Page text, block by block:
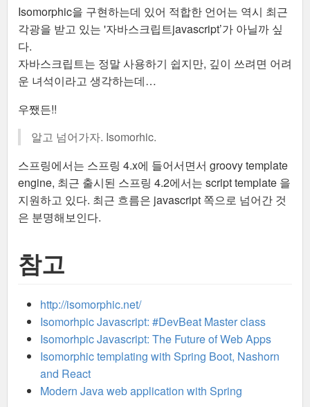
Isomorphic을 구현하는데 있어 적합한 언어는 역시 최근
각광을 받고 있는 '자바스크립트javascript’가 아닐까 싶
다.
자바스크립트는 정말 사용하기 쉽지만, 깊이 쓰려면 어려
운 녀석이라고 생각하는데…
우쨌든!!
알고 넘어가자. Isomorhic.
스프링에서는 스프링 4.x에 들어서면서 groovy template
engine, 최근 출시된 스프링 4.2에서는 script template 을
지원하고 있다. 최근 흐름은 javascript 쪽으로 넘어간 것
은 분명해보인다.
참고
http://isomorphic.net/
Isomorhpic Javascript: #DevBeat Master class
Isomorhpic Javascript: The Future of Web Apps
Isomorphic templating with Spring Boot, Nashorn
and React
Modern Java web application with Spring